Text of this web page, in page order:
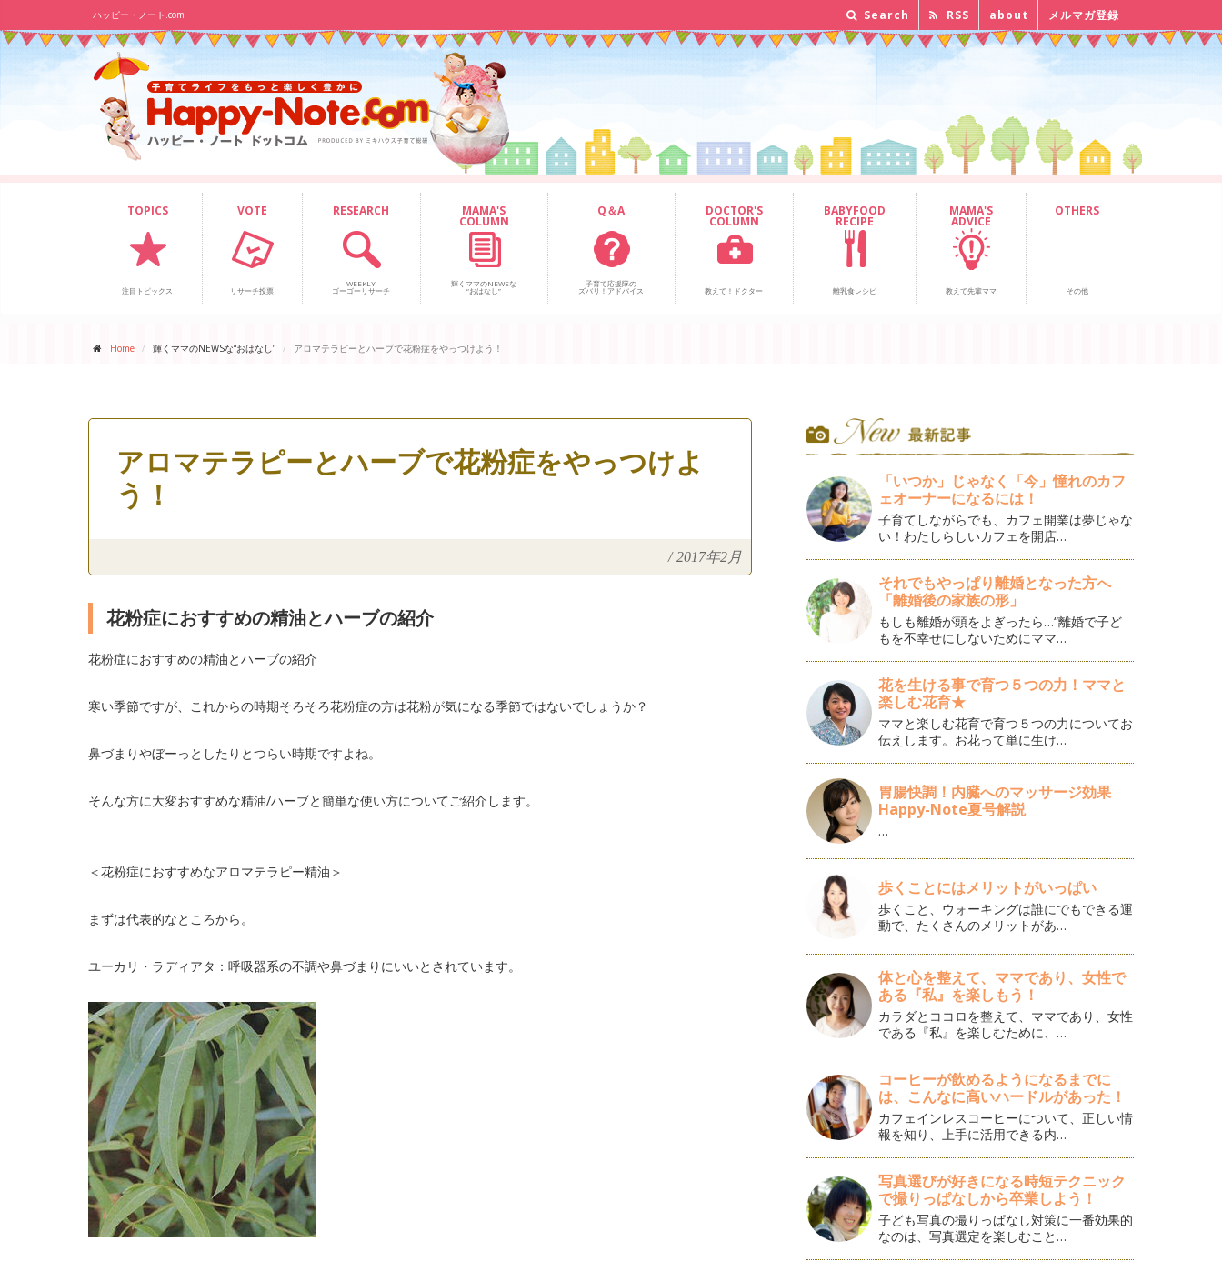
ハッピー・ノート.com Search RSS about メルマガ登録
TOPICS
注目トピックス
VOTE
リサーチ投票
RESEARCH
WEEKLY
ゴーゴーリサーチ
MAMA'S
COLUMN
輝くママのNEWSな
“おはなし”
Q＆A
子育て応援隊の
ズバリ！アドバイス
DOCTOR'S
COLUMN
教えて！ドクター
BABYFOOD
RECIPE
離乳食レシピ
MAMA'S
ADVICE
教えて先輩ママ
OTHERS
その他
Home 輝くママのNEWSな“おはなし” アロマテラピーとハーブで花粉症をやっつけよう！
アロマテラピーとハーブで花粉症をやっつけよ
う！
/ 2017年2月
花粉症におすすめの精油とハーブの紹介
花粉症におすすめの精油とハーブの紹介
寒い季節ですが、これからの時期そろそろ花粉症の方は花粉が気になる季節ではないでしょうか？
鼻づまりやぼーっとしたりとつらい時期ですよね。
そんな方に大変おすすめな精油/ハーブと簡単な使い方についてご紹介します。
＜花粉症におすすめなアロマテラピー精油＞
まずは代表的なところから。
ユーカリ・ラディアタ：呼吸器系の不調や鼻づまりにいいとされています。
「いつか」じゃなく「今」憧れのカフ
ェオーナーになるには！
子育てしながらでも、カフェ開業は夢じゃな
い！わたしらしいカフェを開店…
それでもやっぱり離婚となった方へ
「離婚後の家族の形」
もしも離婚が頭をよぎったら…“離婚で子ど
もを不幸せにしないためにママ…
花を生ける事で育つ５つの力！ママと
楽しむ花育★
ママと楽しむ花育で育つ５つの力についてお
伝えします。お花って単に生け…
胃腸快調！内臓へのマッサージ効果
Happy-Note夏号解説
…
歩くことにはメリットがいっぱい
歩くこと、ウォーキングは誰にでもできる運
動で、たくさんのメリットがあ…
体と心を整えて、ママであり、女性で
ある『私』を楽しもう！
カラダとココロを整えて、ママであり、女性
である『私』を楽しむために、…
コーヒーが飲めるようになるまでに
は、こんなに高いハードルがあった！
カフェインレスコーヒーについて、正しい情
報を知り、上手に活用できる内…
写真選びが好きになる時短テクニック
で撮りっぱなしから卒業しよう！
子ども写真の撮りっぱなし対策に一番効果的
なのは、写真選定を楽しむこと…